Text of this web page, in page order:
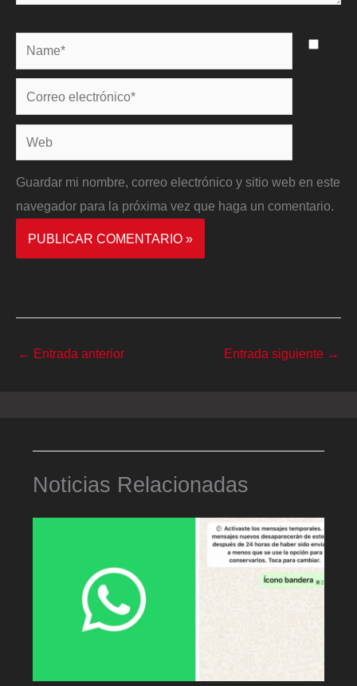
Name*
Correo
electrónico*
Web
Guardar mi nombre, correo electrónico y sitio web en este
navegador para la próxima vez que haga un comentario.
← Entrada anterior Entrada siguiente →
Noticias Relacionadas